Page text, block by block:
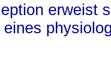
erweist
eines